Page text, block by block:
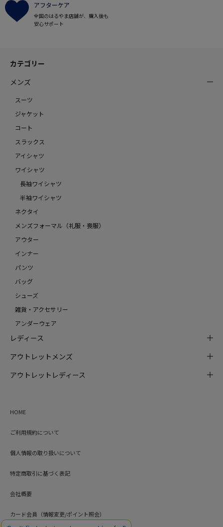
アフターケア
全国のはるやま店舗が、購入後も
安心サポート
カテゴリー
メンズ
スーツ
ジャケット
コート
スラックス
アイシャツ
ワイシャツ
長袖ワイシャツ
半袖ワイシャツ
ネクタイ
メンズフォーマル（礼服・喪服）
アウター
インナー
パンツ
バッグ
シューズ
雑貨・アクセサリー
アンダーウェア
レディース
アウトレットメンズ
アウトレットレディース
HOME
ご利用規約について
個人情報の取り扱いについて
特定商取引に基づく表記
会社概要
カード会員（情報変更/ポイント照会）